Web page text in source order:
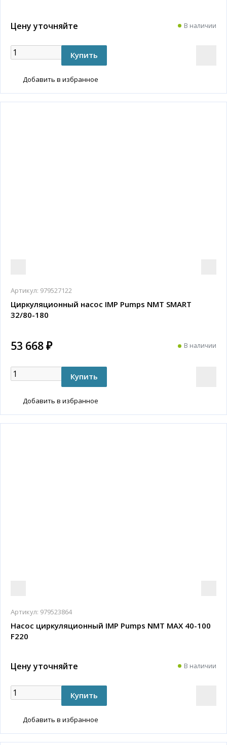
Цену уточняйте В наличии
Добавить в избранное
Артикул: 979527122
Циркуляционный насос IMP Pumps NMT SMART
32/80-180
53 668 ₽ В наличии
Добавить в избранное
Артикул: 979523864
Насос циркуляционный IMP Pumps NMT MAX 40-100
F220
Цену уточняйте В наличии
Добавить в избранное